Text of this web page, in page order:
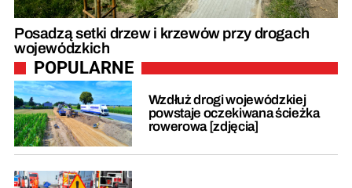
Posadzą setki drzew i krzewów przy drogach
wojewódzkich
POPULARNE
Wzdłuż drogi wojewódzkiej
powstaje oczekiwana ścieżka
rowerowa [zdjęcia]